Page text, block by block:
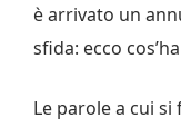
è arrivato un
sfida: ecco
Le parole a cui